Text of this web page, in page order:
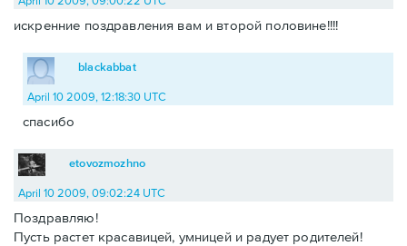
искренние поздравления вам и второй половине!!!!
blackabbat
April 10 2009, 12:18:30 UTC
спасибо
etovozmozhno
April 10 2009, 09:02:24 UTC
Поздравляю!
Пусть растет красавицей, умницей и радует родителей!